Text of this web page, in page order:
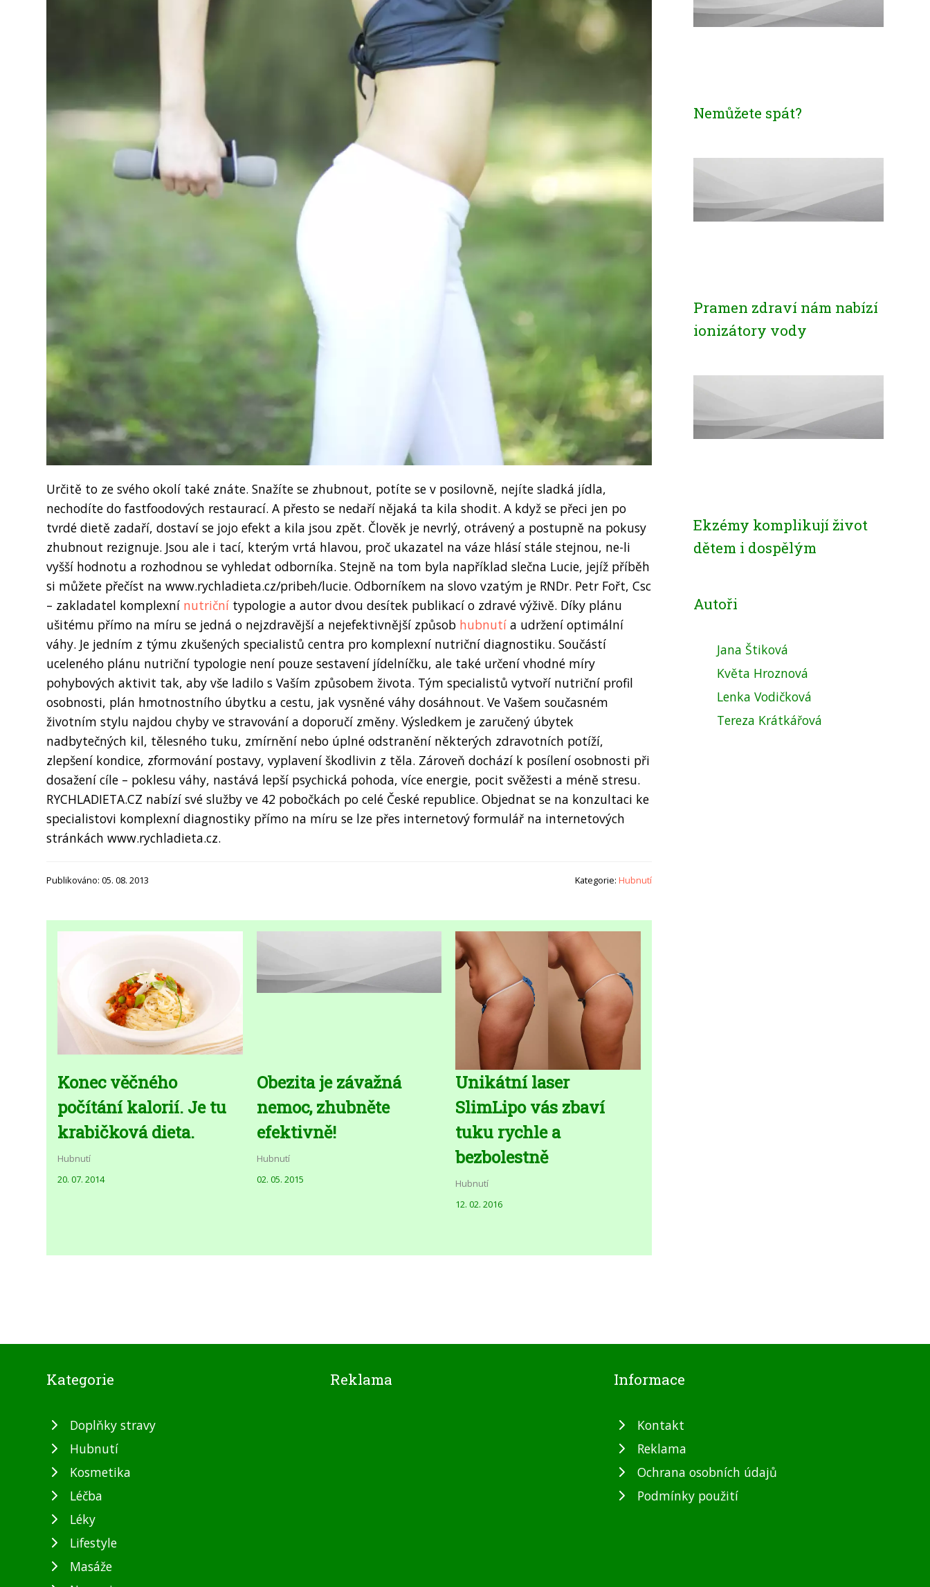
Určitě to ze svého okolí také znáte. Snažíte se zhubnout, potíte se v posilovně, nejíte sladká jídla,
nechodíte do fastfoodových restaurací. A přesto se nedaří nějaká ta kila shodit. A když se přeci jen po
tvrdé dietě zadaří, dostaví se jojo efekt a kila jsou zpět. Člověk je nevrlý, otrávený a postupně na pokusy
zhubnout rezignuje. Jsou ale i tací, kterým vrtá hlavou, proč ukazatel na váze hlásí stále stejnou, ne-li
vyšší hodnotu a rozhodnou se vyhledat odborníka. Stejně na tom byla například slečna Lucie, jejíž příběh
si můžete přečíst na www.rychladieta.cz/pribeh/lucie. Odborníkem na slovo vzatým je RNDr. Petr Fořt, Csc
– zakladatel komplexní nutriční typologie a autor dvou desítek publikací o zdravé výživě. Díky plánu
ušitému přímo na míru se jedná o nejzdravější a nejefektivnější způsob hubnutí a udržení optimální
váhy. Je jedním z týmu zkušených specialistů centra pro komplexní nutriční diagnostiku. Součástí
uceleného plánu nutriční typologie není pouze sestavení jídelníčku, ale také určení vhodné míry
pohybových aktivit tak, aby vše ladilo s Vaším způsobem života. Tým specialistů vytvoří nutriční profil
osobnosti, plán hmotnostního úbytku a cestu, jak vysněné váhy dosáhnout. Ve Vašem současném
životním stylu najdou chyby ve stravování a doporučí změny. Výsledkem je zaručený úbytek
nadbytečných kil, tělesného tuku, zmírnění nebo úplné odstranění některých zdravotních potíží,
zlepšení kondice, zformování postavy, vyplavení škodlivin z těla. Zároveň dochází k posílení osobnosti při
dosažení cíle – poklesu váhy, nastává lepší psychická pohoda, více energie, pocit svěžesti a méně stresu.
RYCHLADIETA.CZ nabízí své služby ve 42 pobočkách po celé České republice. Objednat se na konzultaci ke
specialistovi komplexní diagnostiky přímo na míru se lze přes internetový formulář na internetových
stránkách www.rychladieta.cz.
Publikováno: 05. 08. 2013 Kategorie: Hubnutí
Konec věčného
počítání kalorií. Je tu
krabičková dieta.
Hubnutí
20. 07. 2014
Obezita je závažná
nemoc, zhubněte
efektivně!
Hubnutí
02. 05. 2015
Unikátní laser
SlimLipo vás zbaví
tuku rychle a
bezbolestně
Hubnutí
12. 02. 2016
Nemůžete spát?
Pramen zdraví nám nabízí
ionizátory vody
Ekzémy komplikují život
dětem i dospělým
Autoři
Jana Štiková
Květa Hroznová
Lenka Vodičková
Tereza Krátkářová
Kategorie
Doplňky stravy
Hubnutí
Kosmetika
Léčba
Léky
Lifestyle
Masáže
Reklama Informace
Kontakt
Reklama
Ochrana osobních údajů
Podmínky použití